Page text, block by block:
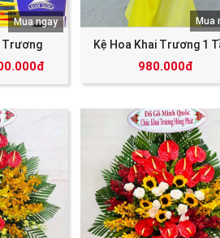
Trương
Mua ngay
Kệ Hoa Khai Trương 1
980.000đ
Mua